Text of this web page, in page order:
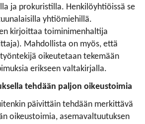
ja prokuristilla. Henkilöyhtiöissä se
yhtiömiehillä.
kirjoittaa toiminimenhaltija
Mahdollista on myös, että
oikeutetaan tekemään
erikseen valtakirjalla.
tehdään paljon oikeustoimia
päivittäin tehdään merkittävä
oikeustoimia, asemavaltuutuksen